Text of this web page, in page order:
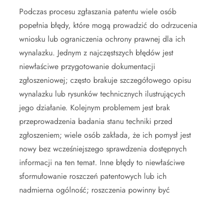
Podczas procesu zgłaszania patentu wiele osób
popełnia błędy, które mogą prowadzić do odrzucenia
wniosku lub ograniczenia ochrony prawnej dla ich
wynalazku. Jednym z najczęstszych błędów jest
niewłaściwe przygotowanie dokumentacji
zgłoszeniowej; często brakuje szczegółowego opisu
wynalazku lub rysunków technicznych ilustrujących
jego działanie. Kolejnym problemem jest brak
przeprowadzenia badania stanu techniki przed
zgłoszeniem; wiele osób zakłada, że ich pomysł jest
nowy bez wcześniejszego sprawdzenia dostępnych
informacji na ten temat. Inne błędy to niewłaściwe
sformułowanie roszczeń patentowych lub ich
nadmierna ogólność; roszczenia powinny być